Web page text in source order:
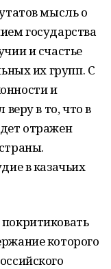
мысль о
государства
и счастье
их групп. С
и
в то, что в
отражен
в казачьих
которого